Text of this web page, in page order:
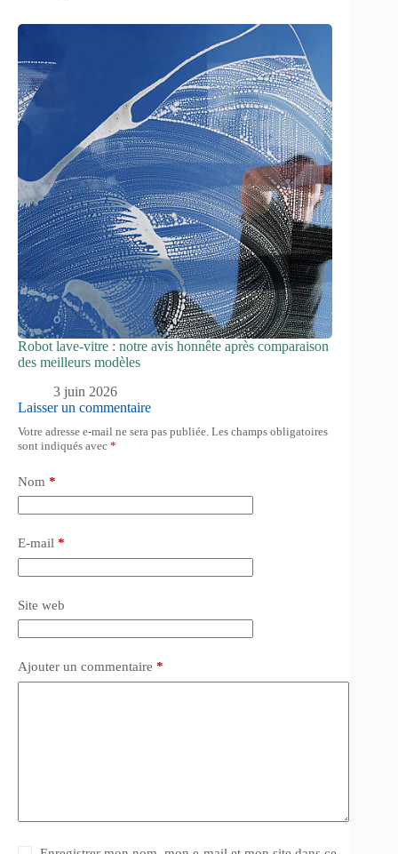
Robot lave-vitre : notre avis honnête après comparaison
des meilleurs modèles
3 juin 2026
Laisser un commentaire
Votre adresse e-mail ne sera pas publiée. Les champs obligatoires
sont indiqués avec *
Nom *
E-mail *
Site web
Ajouter un commentaire *